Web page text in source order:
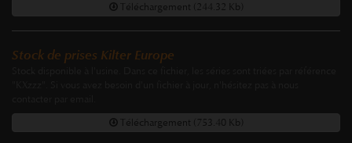
Téléchargement (244.32 Kb)
Stock de prises Kilter Europe
Téléchargement (753.40 Kb)